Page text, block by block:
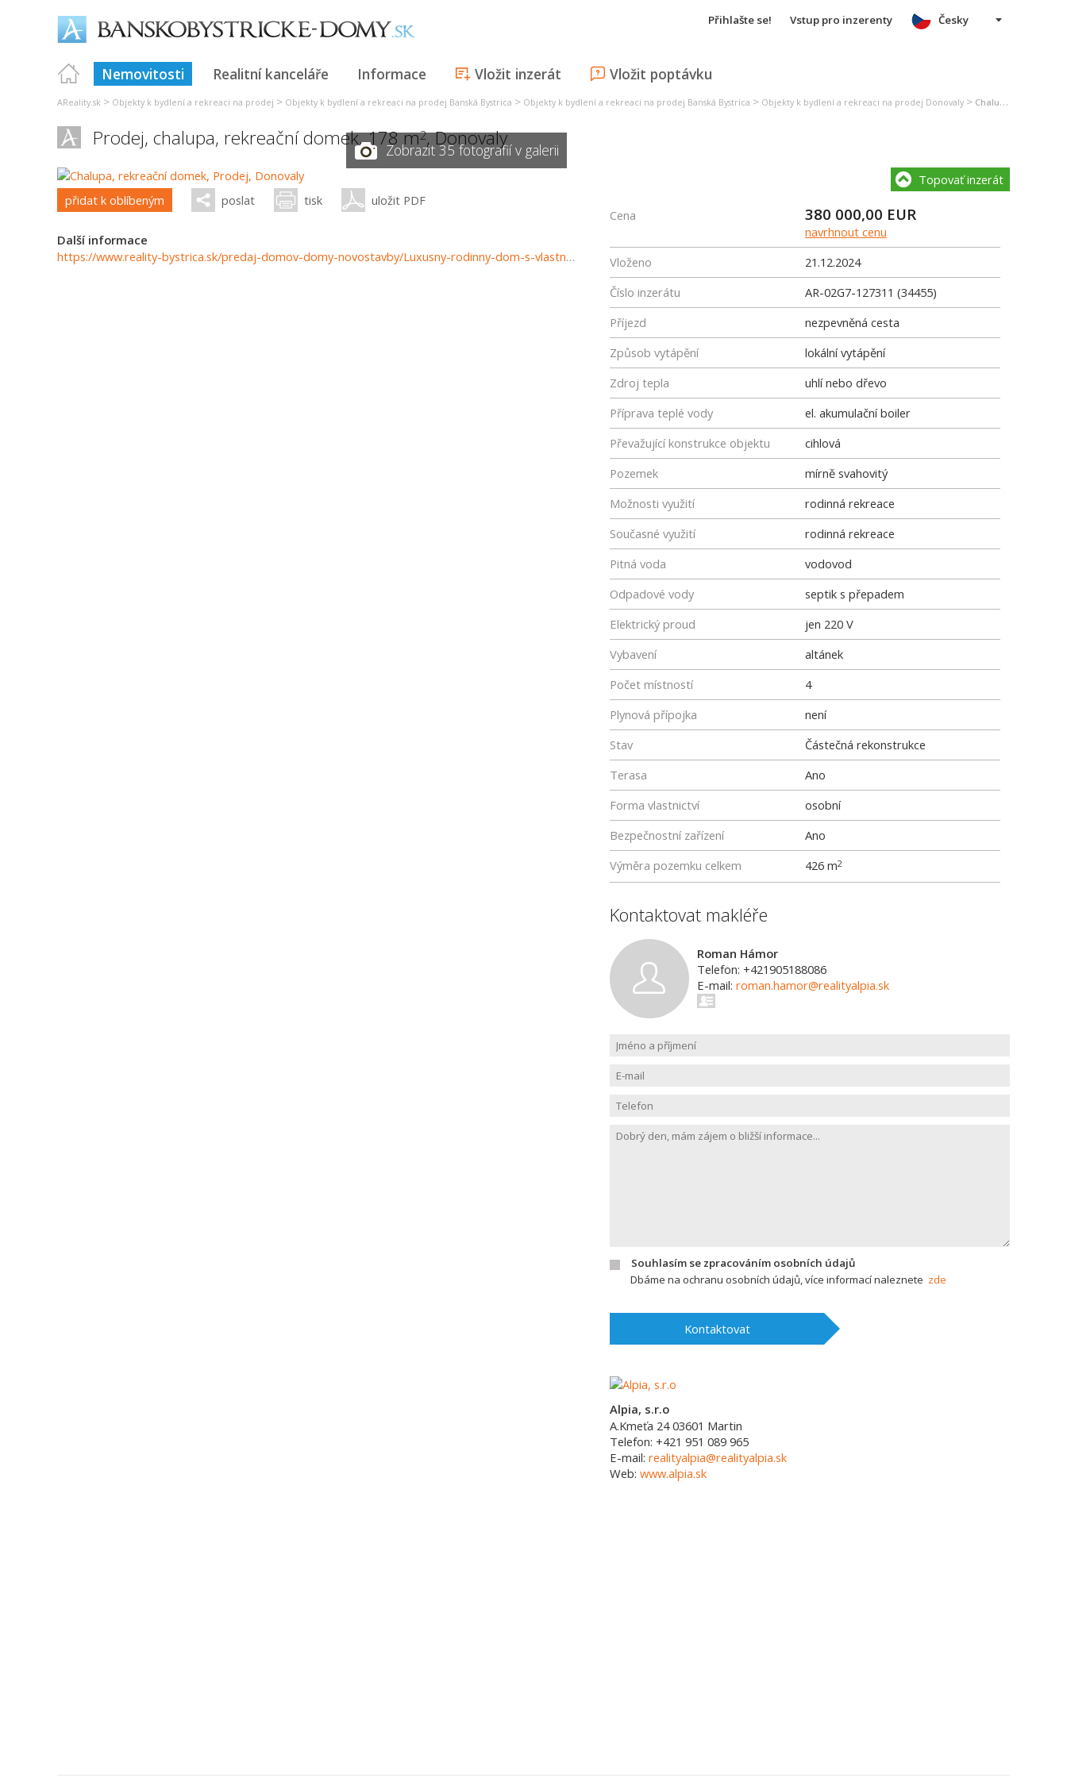
Přihlašte se! Vstup pro inzerenty
Nemovitosti Realitní kanceláře Informace Vložit inzerát Vložit poptávku
Česky
AReality.sk > Objekty k bydlení a rekreaci na prodej > Objekty k bydlení a rekreaci na prodej Banská Bystrica > Objekty k bydlení a rekreaci na prodej Banská Bystrica > Objekty k bydlení a rekreaci na prodej Donovaly > Chalupa, rekreační domek na prodej Donovaly
Prodej, chalupa, rekreační domek, 178 m2,Donovaly
Zobrazit 35 fotografií v galerii
přidat k oblíbeným poslat tisk uložit PDF
Další informace
https://www.reality-bystrica.sk/predaj-domov-domy-novostavby/Luxusny-rodinny-dom-s-vlastnou-saunou-a-hernou-v-bezprostrednej-blizkosti-lyziarskych-vlekov-Donovaly.-34455/?utm_source=areality&utm_medium=xml&utm_term=34455&utm_content=dom&utm_campaign=porta
Topovať inzerát
Cena 380 000,00 EUR
navrhnout cenu
Vloženo
21.12.2024
Číslo inzerátu
AR-02G7-127311 (34455)
Příjezd
nezpevněná cesta
Způsob vytápění
lokální vytápění
Zdroj tepla
uhlí nebo dřevo
Příprava teplé vody
el. akumulační boiler
Převažující konstrukce objektu
cihlová
Pozemek
mírně svahovitý
Možnosti využití
rodinná rekreace
Současné využití
rodinná rekreace
Pitná voda
vodovod
Odpadové vody
septik s přepadem
Elektrický proud
jen 220 V
Vybavení
altánek
Počet místností
4
Plynová přípojka
není
Stav
Částečná rekonstrukce
Terasa
Ano
Forma vlastnictví
osobní
Bezpečnostní zařízení
Ano
Výměra pozemku celkem
426 m2
Kontaktovat makléře
Roman Hámor
Telefon: +421905188086
E-mail: roman.hamor@realityalpia.sk
Souhlasím se zpracováním osobních údajů
Dbáme na ochranu osobních údajů, více informací naleznete zde
Kontaktovat
Alpia, s.r.o
A.Kmeťa 24 03601 Martin
Telefon: +421 951 089 965
E-mail: realityalpia@realityalpia.sk
Web: www.alpia.sk